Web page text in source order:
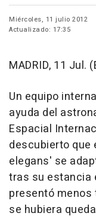
Miércoles, 11 julio 2012
Actualizado: 17:35
MADRID, 11 Jul.
Un equipo
ayuda del
Espacial
descubierto que
elegans' se
tras su estancia
presentó
se hubiera